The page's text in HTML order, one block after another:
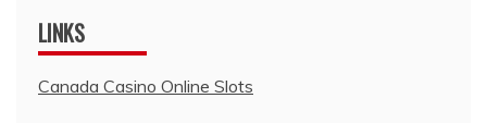
LINKS
Canada Casino Online Slots